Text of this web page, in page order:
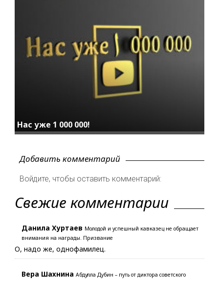
Нас уже 1 000 000!
Добавить комментарий
Войдите, чтобы оставить комментарий:
Свежие комментарии
Данила Хуртаев Молодой и успешный кавказец не обращает
внимания на награды. Призвание
О, надо же, однофамилец.
Вера Шахнина Абдулла Дубин – путь от диктора советского